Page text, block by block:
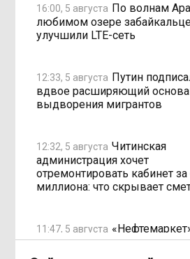
16:00, 5 августа По волнам
любимом озере
улучшили LTE-сеть
12:33, 5 августа Путин
вдвое расширяющий
выдворения мигрантов
12:32, 5 августа Читинская
администрация хочет
отремонтировать кабинет за
миллиона: что скрывает
11:47, 5 августа
отвечает: региональные
неточно изложили ситуацию с